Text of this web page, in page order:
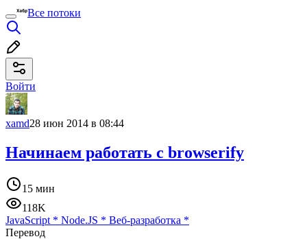
Все потоки
Войти
xamd28 июн 2014 в 08:44
Начинаем работать с browserify
15 мин
118K
JavaScript * Node.JS * Веб-разработка *
Перевод